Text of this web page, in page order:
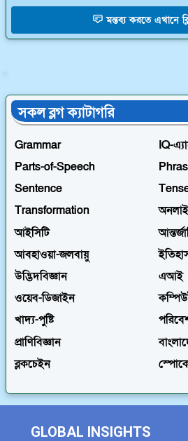
মন্তব্য করতে এখানে
সকল ব্লগ ক্যাটাগরি
Grammar
IQ-
Parts-of-Speech
Sentence
Transformation
আইসিটি
আবহাওয়া-জলবায়ু
উদ্ভিদবিজ্ঞান
এআই
ওয়েব-ডিজাইন
খাদ্য-পুষ্টি
প্রাণিবিজ্ঞান
ব্লকচেইন
GLOBAL INSIGHTS